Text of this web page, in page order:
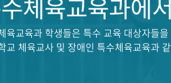
체육교육과에
육교육과 학생들은 특수 교육 대상자들
교 체육교사 및 장애인 특수체육교육과